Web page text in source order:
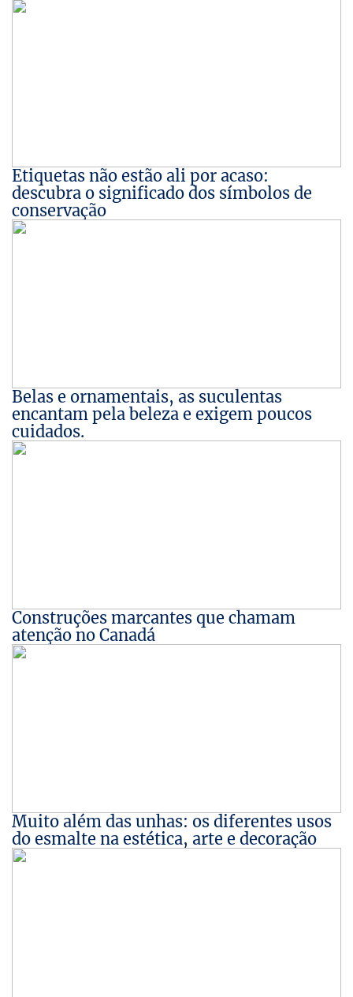
Etiquetas não estão ali por acaso:
descubra o significado dos símbolos de
conservação
Belas e ornamentais, as suculentas
encantam pela beleza e exigem poucos
cuidados.
Construções marcantes que chamam
atenção no Canadá
Muito além das unhas: os diferentes usos
do esmalte na estética, arte e decoração